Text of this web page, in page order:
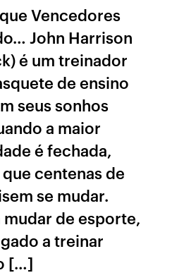
Vencedores
John Harrison
é um treinador
de ensino
seus sonhos
a maior
é fechada,
centenas de
se mudar.
de esporte,
a treinar
[…]